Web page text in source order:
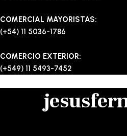
COMERCIAL MAYORISTAS:
(+54) 11 5036-1786
COMERCIO EXTERIOR:
(+549) 11 5493-7452